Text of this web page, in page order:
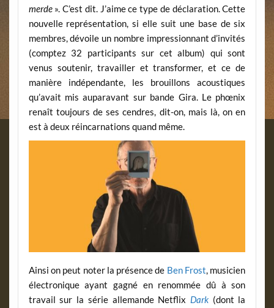
merde». C’est dit. J’aime ce type de déclaration. Cette
nouvelle représentation, si elle suit une base de six
membres, dévoile un nombre impressionnant d’invités
(comptez 32 participants sur cet album) qui sont
venus soutenir, travailler et transformer, et ce de
manière indépendante, les brouillons acoustiques
qu’avait mis auparavant sur bande Gira. Le phœnix
renaît toujours de ses cendres, dit-on, mais là, on en
est à deux réincarnations quand même.
Ainsi on peut noter la présence de Ben Frost, musicien
électronique ayant gagné en renommée dû à son
travail sur la série allemande Netflix Dark (dont la